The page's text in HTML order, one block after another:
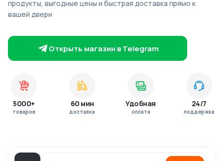
продукты, выгодные цены и быстрая доставка прямо к
вашей двери
Открыть магазин в Telegram
5000+
товаров
60 мин
доставка
Удобная
оплата
24/7
поддержка